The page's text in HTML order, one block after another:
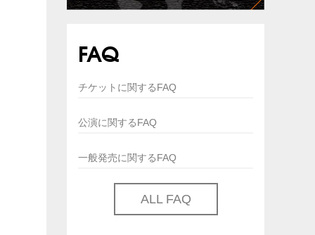
FAQ
チケットに関するFAQ
公演に関するFAQ
一般発売に関するFAQ
ALL FAQ